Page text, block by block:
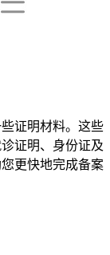
证明材料。这些
证明、身份证及
更快地完成备案